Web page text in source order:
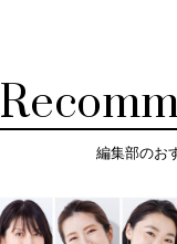
編集部のお